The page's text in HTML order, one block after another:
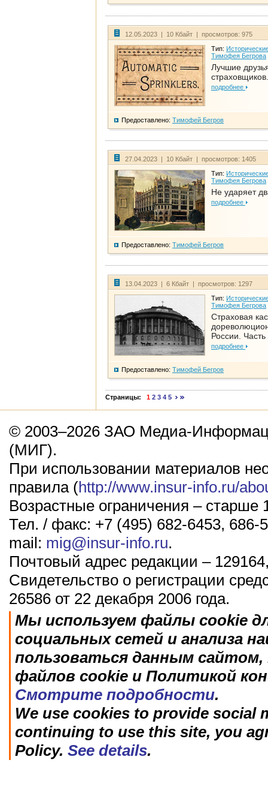
12.05.2023 | 10 Кбайт | просмотров: 975
Тип:
Тимофея Бегрова
Лучшие
подробнее
Предоставлено: Тимофей Бегров
27.04.2023 | 10 Кбайт | просмотров: 1405
Тип:
Тимофея Бегрова
Не ударяет
подробнее
Предоставлено: Тимофей Бегров
13.04.2023 | 6 Кбайт | просмотров: 1297
Тип:
Тимофея Бегрова
Страховая
России. Часть
подробнее
Предоставлено: Тимофей Бегров
Страницы: 1 2 3 4 5
© 2003–2026 ЗАО Медиа-
(МИГ).
При использовании материалов
правила (http://www.insur-info.ru/
Возрастные ограничения – старше
Тел. / факс: +7 (495) 682-6453, 686-
mail: mig@insur-info.ru.
Почтовый адрес редакции –
Свидетельство о регистрации
26586 от 22 декабря 2006 года.
Мы используем файлы cookie
социальных сетей и анализа
пользоваться данным
файлов cookie и Политикой
Смотрите подробности.
We use cookies to provide social
continuing to use this site, you
Policy. See details.